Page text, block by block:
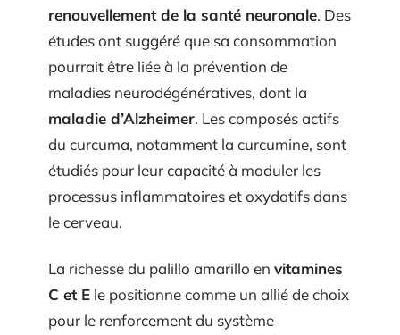
renouvellement de la santé neuronale. Des
études ont suggéré que sa consommation
pourrait être liée à la prévention de
maladies neurodégénératives, dont la
maladie d’Alzheimer. Les composés actifs
du curcuma, notamment la curcumine, sont
étudiés pour leur capacité à moduler les
processus inflammatoires et oxydatifs dans
le cerveau.
La richesse du palillo amarillo en vitamines
C et E le positionne comme un allié de choix
pour le renforcement du système